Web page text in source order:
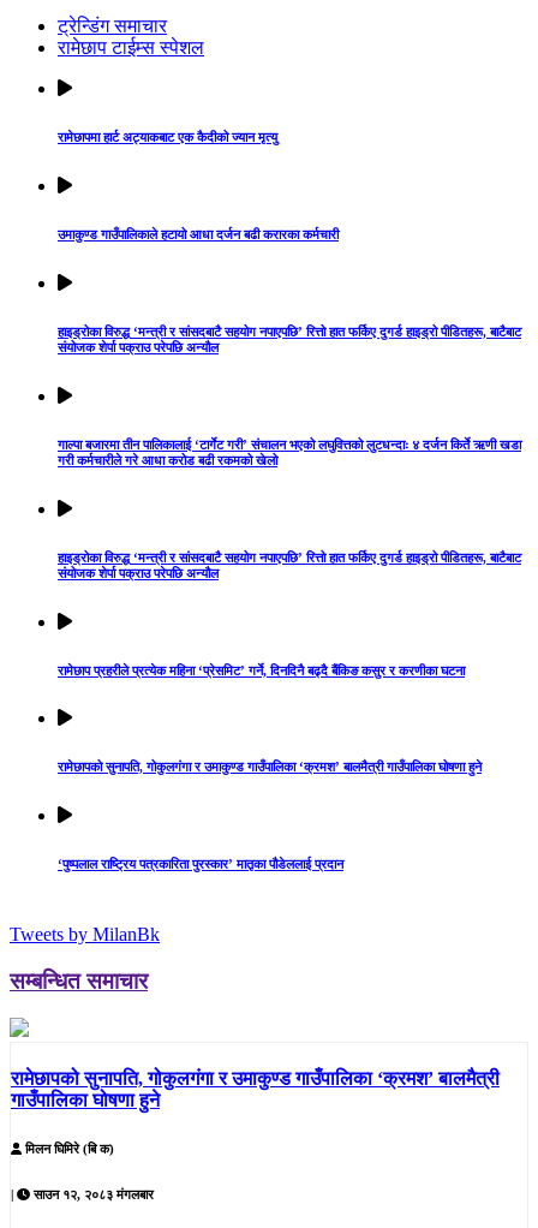
ट्रेन्डिंग समाचार
रामेछाप टाईम्स स्पेशल
रामेछापमा हार्ट अट्याकबाट एक कैदीको ज्यान मृत्यु
उमाकुण्ड गाउँपालिकाले हटायो आधा दर्जन बढी करारका कर्मचारी
हाइड्रोका विरुद्ध ‘मन्त्री र सांसदबाटै सहयोग नपाएपछि’ रित्तो हात फर्किए दुगर्ड हाइड्रो पीडितहरू, बाटैबाट
संयोजक शेर्पा पक्राउ परेपछि अन्यौल
गाल्पा बजारमा तीन पालिकालाई ‘टार्गेट गरी’ संचालन भएको लघुवित्तको लुटधन्दाः ४ दर्जन किर्ते ऋणी खडा
गरी कर्मचारीले गरे आधा करोड बढी रकमको खेलो
हाइड्रोका विरुद्ध ‘मन्त्री र सांसदबाटै सहयोग नपाएपछि’ रित्तो हात फर्किए दुगर्ड हाइड्रो पीडितहरू, बाटैबाट
संयोजक शेर्पा पक्राउ परेपछि अन्यौल
रामेछाप प्रहरीले प्रत्येक महिना ‘प्रेसमिट’ गर्ने, दिनदिनै बढ्दै बैंकिङ कसुर र करणीका घटना
रामेछापको सुनापति, गोकुलगंगा र उमाकुण्ड गाउँपालिका ‘क्रमश’ बालमैत्री गाउँपालिका घोषणा हुने
‘पुष्पलाल राष्ट्रिय पत्रकारिता पुरस्कार’ मातृका पौडेललाई प्रदान
Tweets by MilanBk
सम्बन्धित समाचार
रामेछापको सुनापति, गोकुलगंगा र उमाकुण्ड गाउँपालिका ‘क्रमश’ बालमैत्री
गाउँपालिका घोषणा हुने
मिलन घिमिरे (बि क)
| साउन १२, २०८३ मंगलबार